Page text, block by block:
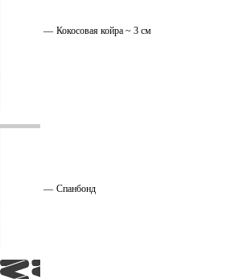
— Кокосовая койра ~ 3 см
— Спанбонд